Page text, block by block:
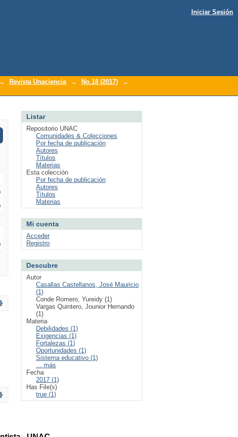
Iniciar Sesión
→ Revista Unaciencia → No.18 (2017)
→
Listar
Repositorio UNAC
Comunidades & Colecciones
Por fecha de publicación
Autores
Títulos
Materias
Esta colección
Por fecha de publicación
Autores
Títulos
Materias
Mi cuenta
Acceder
Registro
Descubre
Autor
Casallas Castellanos, José Mauricio
(1)
Conde Romero, Yureidy (1)
Vargas Quintero, Jounior Hernando
(1)
Materia
Debilidades (1)
Exigencias (1)
Fortalezas (1)
Oportunidades (1)
Sistema educativo (1)
... más
Fecha
2017 (1)
Has File(s)
true (1)